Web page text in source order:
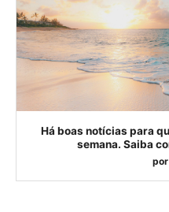
Há boas notícias para
semana. Saiba
por